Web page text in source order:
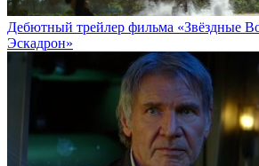
Дебютный трейлер фильма «Звёздные
Эскадрон»